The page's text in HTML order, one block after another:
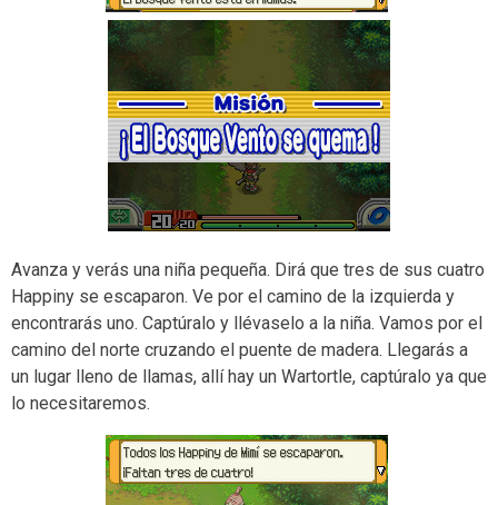
Avanza y verás una niña pequeña. Dirá que tres de sus cuatro
Happiny se escaparon. Ve por el camino de la izquierda y
encontrarás uno. Captúralo y llévaselo a la niña. Vamos por el
camino del norte cruzando el puente de madera. Llegarás a
un lugar lleno de llamas, allí hay un Wartortle, captúralo ya que
lo necesitaremos.